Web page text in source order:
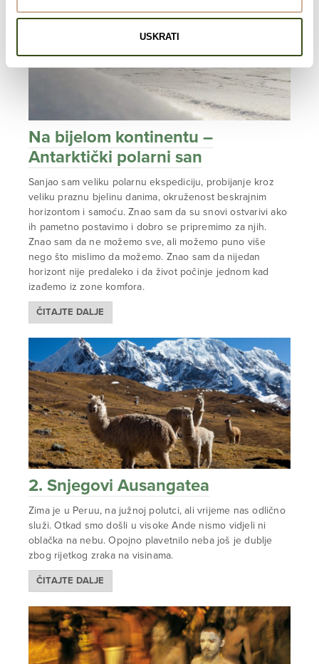
USKRATI
Na bijelom kontinentu –
Antarktički polarni san
Sanjao sam veliku polarnu ekspediciju, probijanje kroz
veliku praznu bjelinu danima, okruženost beskrajnim
horizontom i samoću. Znao sam da su snovi ostvarivi ako
ih pametno postavimo i dobro se pripremimo za njih.
Znao sam da ne možemo sve, ali možemo puno više
nego što mislimo da možemo. Znao sam da nijedan
horizont nije predaleko i da život počinje jednom kad
izađemo iz zone komfora.
ČITAJTE DALJE
2. Snjegovi Ausangatea
Zima je u Peruu, na južnoj polutci, ali vrijeme nas odlično
služi. Otkad smo došli u visoke Ande nismo vidjeli ni
oblačka na nebu. Opojno plavetnilo neba još je dublje
zbog rijetkog zraka na visinama.
ČITAJTE DALJE